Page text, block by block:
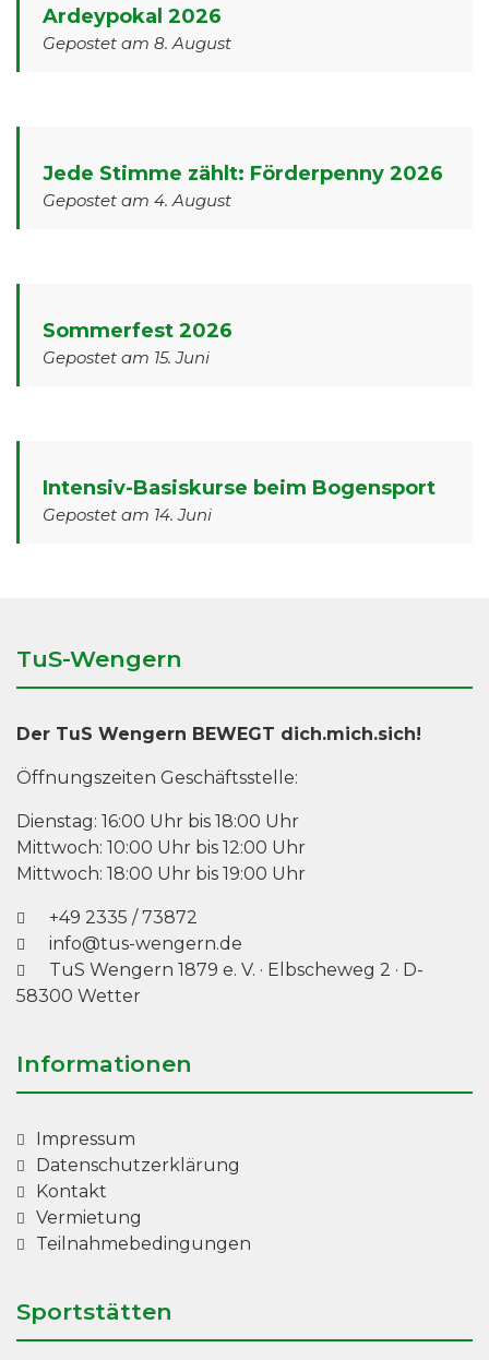
Ardeypokal 2026
Gepostet am 8. August
Jede Stimme zählt: Förderpenny 2026
Gepostet am 4. August
Sommerfest 2026
Gepostet am 15. Juni
Intensiv-Basiskurse beim Bogensport
Gepostet am 14. Juni
TuS-Wengern
Der TuS Wengern BEWEGT dich.mich.sich!
Öffnungszeiten Geschäftsstelle:
Dienstag: 16:00 Uhr bis 18:00 Uhr
Mittwoch: 10:00 Uhr bis 12:00 Uhr
Mittwoch: 18:00 Uhr bis 19:00 Uhr
+49 2335 / 73872
info@tus-wengern.de
TuS Wengern 1879 e. V. · Elbscheweg 2 · D-
58300 Wetter
Informationen
Impressum
Datenschutzerklärung
Kontakt
Vermietung
Teilnahmebedingungen
Sportstätten